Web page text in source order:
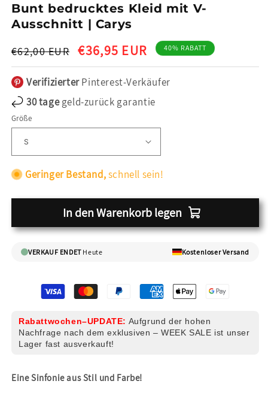
Bunt bedrucktes Kleid mit V-
Ausschnitt | Carys
Normaler
€62,00 EUR Verkaufspreis
€36,95 EUR 40% RABATT
VerifizierterPinterest-Verkäufer
30 tagegeld-zurück garantie
Größe
Geringer Bestand,schnell sein!
In den Warenkorb legen
VERKAUF ENDETHeute Kostenloser Versand
Rabattwochen–UPDATE: Aufgrund der hohen
Nachfrage nach dem exklusiven – WEEK SALE ist unser
Lager fast ausverkauft!
Eine Sinfonie aus Stil und Farbe!